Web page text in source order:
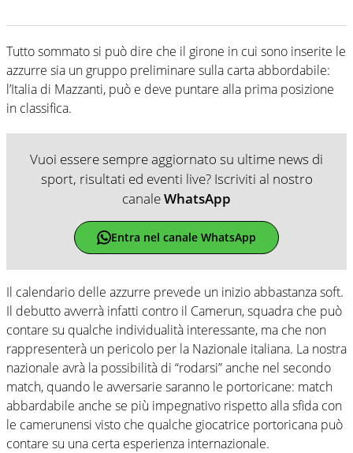
Tutto sommato si può dire che il girone in cui sono inserite le
azzurre sia un gruppo preliminare sulla carta abbordabile:
l’Italia di Mazzanti, può e deve puntare alla prima posizione
in classifica.
Vuoi essere sempre aggiornato su ultime news di
sport, risultati ed eventi live? Iscriviti al nostro
canaleWhatsApp
Entra nel canale WhatsApp
Il calendario delle azzurre prevede un inizio abbastanza soft.
Il debutto avverrà infatti contro il Camerun, squadra che può
contare su qualche individualità interessante, ma che non
rappresenterà un pericolo per la Nazionale italiana. La nostra
nazionale avrà la possibilità di “rodarsi” anche nel secondo
match, quando le avversarie saranno le portoricane: match
abbardabile anche se più impegnativo rispetto alla sfida con
le camerunensi visto che qualche giocatrice portoricana può
contare su una certa esperienza internazionale.